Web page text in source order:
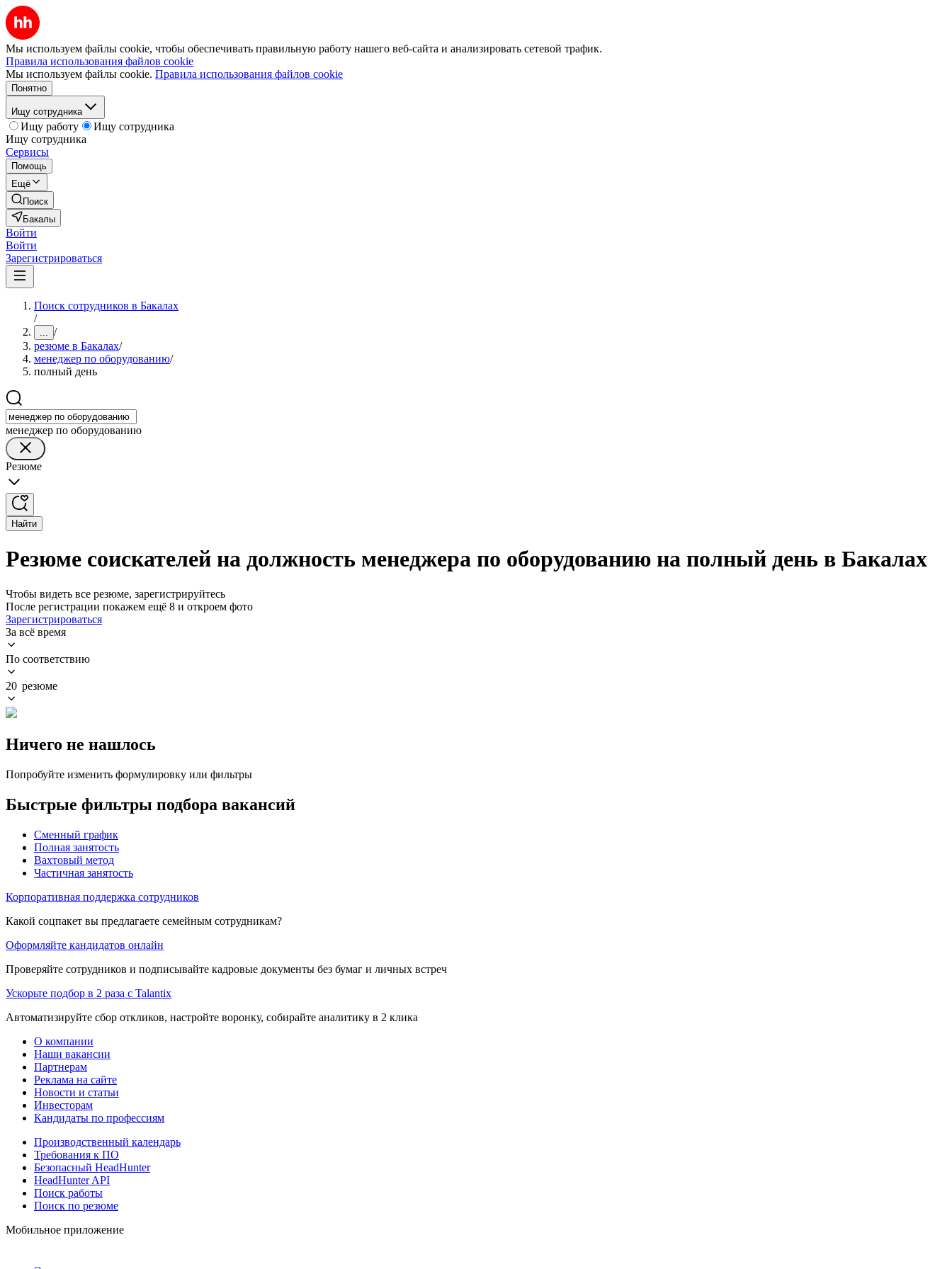
Мы используем файлы cookie, чтобы обеспечивать правильную работу нашего веб-сайта и анализировать сетевой трафик.
Правила использования файлов cookie
Мы используем файлы cookie. Правила использования файлов cookie
Понятно
Ищу сотрудника
Ищу работу
Ищу сотрудника
Ищу сотрудника
Сервисы
Помощь
Ещё
Поиск
Бакалы
Войти
Войти
Зарегистрироваться
Поиск сотрудников в Бакалах
/
... /
резюме в Бакалах/
менеджер по оборудованию/
полный день
менеджер по оборудованию
Резюме
Найти
Резюме соискателей на должность менеджера по оборудованию на полный день в Бакалах
Чтобы видеть все резюме, зарегистрируйтесь
После регистрации покажем ещё 8 и откроем фото
Зарегистрироваться
За всё время
По соответствию
20 резюме
Ничего не нашлось
Попробуйте изменить формулировку или фильтры
Быстрые фильтры подбора вакансий
Сменный график
Полная занятость
Вахтовый метод
Частичная занятость
Корпоративная поддержка сотрудников
Какой соцпакет вы предлагаете семейным сотрудникам?
Оформляйте кандидатов онлайн
Проверяйте сотрудников и подписывайте кадровые документы без бумаг и личных встреч
Ускорьте подбор в 2 раза с Talantix
Автоматизируйте сбор откликов, настройте воронку, собирайте аналитику в 2 клика
О компании
Наши вакансии
Партнерам
Реклама на сайте
Новости и статьи
Инвесторам
Кандидаты по профессиям
Производственный календарь
Требования к ПО
Безопасный HeadHunter
HeadHunter API
Поиск работы
Поиск по резюме
Мобильное приложение